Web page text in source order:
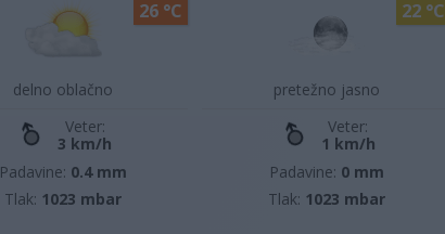
delno oblačno
26 °C
Veter:
3 km/h
Padavine: 0.4 mm
Tlak: 1023 mbar
pretežno jasno
22 °C
Veter:
1 km/h
Padavine: 0 mm
Tlak: 1023 mbar